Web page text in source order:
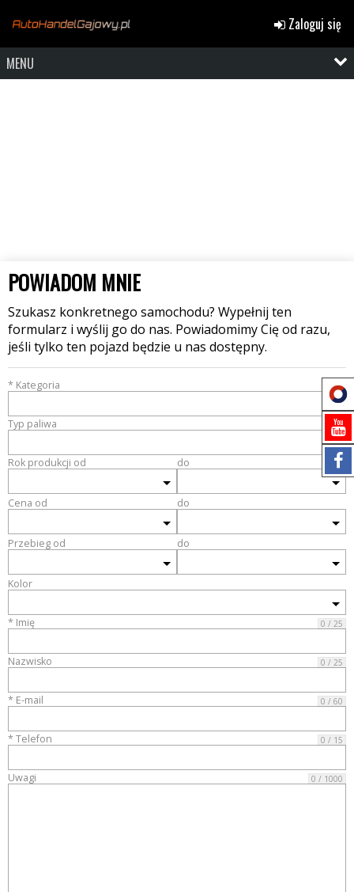
Zaloguj się
MENU
POWIADOM MNIE
Szukasz konkretnego samochodu? Wypełnij ten
formularz i wyślij go do nas. Powiadomimy Cię od razu,
jeśli tylko ten pojazd będzie u nas dostępny.
* Kategoria
Typ paliwa
Rok produkcji od do
Cena od do
Przebieg od do
Kolor
* Imię 0 / 25
Nazwisko 0 / 25
* E-mail 0 / 60
* Telefon 0 / 15
Uwagi 0 / 1000